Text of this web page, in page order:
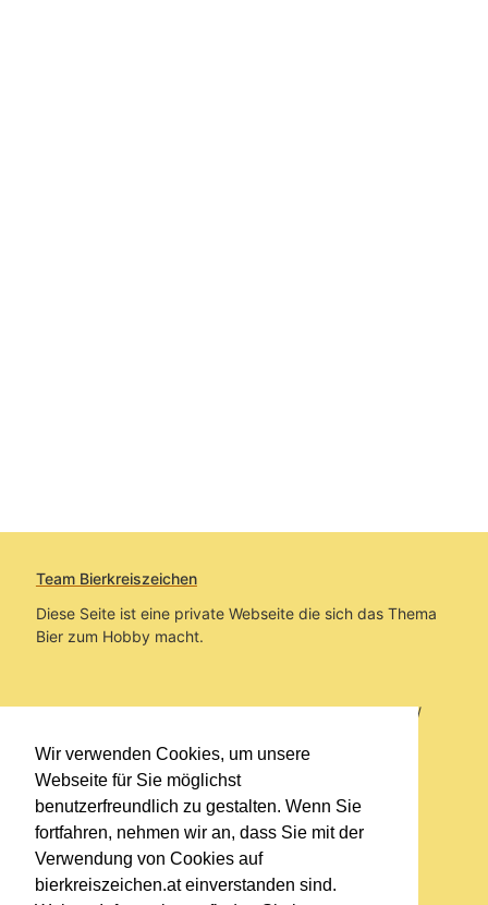
Wir verwenden Cookies, um unsere
Webseite für Sie möglichst
benutzerfreundlich zu gestalten. Wenn Sie
fortfahren, nehmen wir an, dass Sie mit der
Verwendung von Cookies auf
bierkreiszeichen.at einverstanden sind.
Team Bierkreiszeichen
Diese Seite ist eine private Webseite die sich das Thema
Bier zum Hobby macht.
Sie befinden sich auf https://www.bierkreiszeichen.at/
im Pfad:Übers Bier/Brauereien/Fundstücke und
Informationen zu Turbobier
Erstellt: 2023-12-07
Links